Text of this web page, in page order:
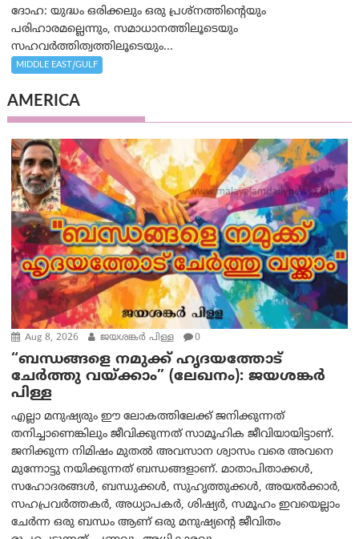
ദോഹ: യുദ്ധം ഒരിക്കലും ഒരു പ്രശ്‌നത്തിന്റെയും
പരിഹാരമല്ലെന്നും, സമാധാനത്തിലൂടെയും
സഹവര്‍ത്തിത്വത്തിലൂടെയും...
MIDDLE EAST/GULF
AMERICA
Aug 8, 2026 ജയശങ്കര്‍ പിള്ള 0
“ബന്ധങ്ങളെ നമുക്ക് ഹൃദയത്തോട്
ചേർത്തു വയ്ക്കാം” (ലേഖനം): ജയശങ്കര്‍
പിള്ള
എല്ലാ മനുഷ്യരും ഈ ലോകത്തിലേക്ക് ജനിക്കുന്നത്
തനിച്ചാണെങ്കിലും ജീവിക്കുന്നത് സാമൂഹിക ജീവിയായിട്ടാണ്.
ജനിക്കുന്ന നിമിഷം മുതൽ അവസാന ശ്വാസം വരെ അവനെ
മുന്നോട്ടു നയിക്കുന്നത് ബന്ധങ്ങളാണ്. മാതാപിതാക്കൾ,
സഹോദരങ്ങൾ, ബന്ധുക്കൾ, സുഹൃത്തുക്കൾ, അയൽക്കാർ,
സഹപ്രവർത്തകർ, അധ്യാപകർ, ശിഷ്യർ, സമൂഹം ഇവയെല്ലാം
ചേർന്ന ഒരു ബന്ധം ആണ് ഒരു മനുഷ്യന്റെ ജീവിതം